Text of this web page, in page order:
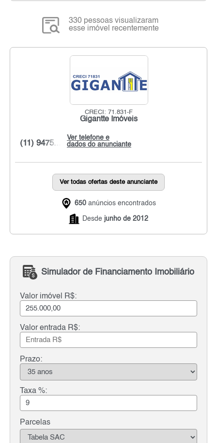
330 pessoas visualizaram
esse imóvel recentemente
CRECI: 71.831-F
Gigantte Imóveis
Ver telefone e
dados do anunciante
(11) 9475...
Ver todas ofertas deste anunciante
650 anúncios encontrados
Desde junho de 2012
Simulador de Financiamento Imobiliário
Valor imóvel R$:
Valor entrada R$:
Prazo:
Taxa %:
Parcelas